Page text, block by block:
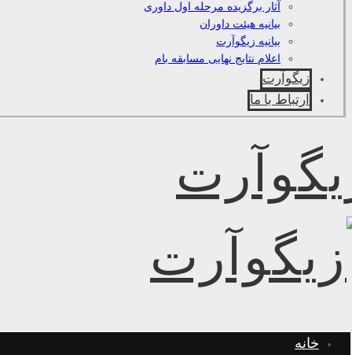
آثار برگزیده مرحله اول داوری
بیانیه هیئت داوران
بیانیه زیگوآرت
اعلام نتایج نهایی مسابقه بام
زیگوآرت
ارتباط با ما
خانه